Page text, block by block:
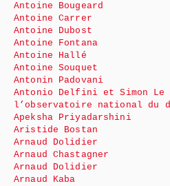
Antoine Bougeard
Antoine Carrer
Antoine Dubost
Antoine Fontana
Antoine Hallé
Antoine Souquet
Antonin Padovani
Antonio Delfini et Simon Le
l’observatoire national
Apeksha Priyadarshini
Aristide Bostan
Arnaud Dolidier
Arnaud Chastagner
Arnaud Dolidier
Arnaud Kaba